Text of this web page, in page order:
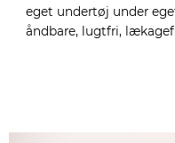
eget undertøj under
åndbare, lugtfri,